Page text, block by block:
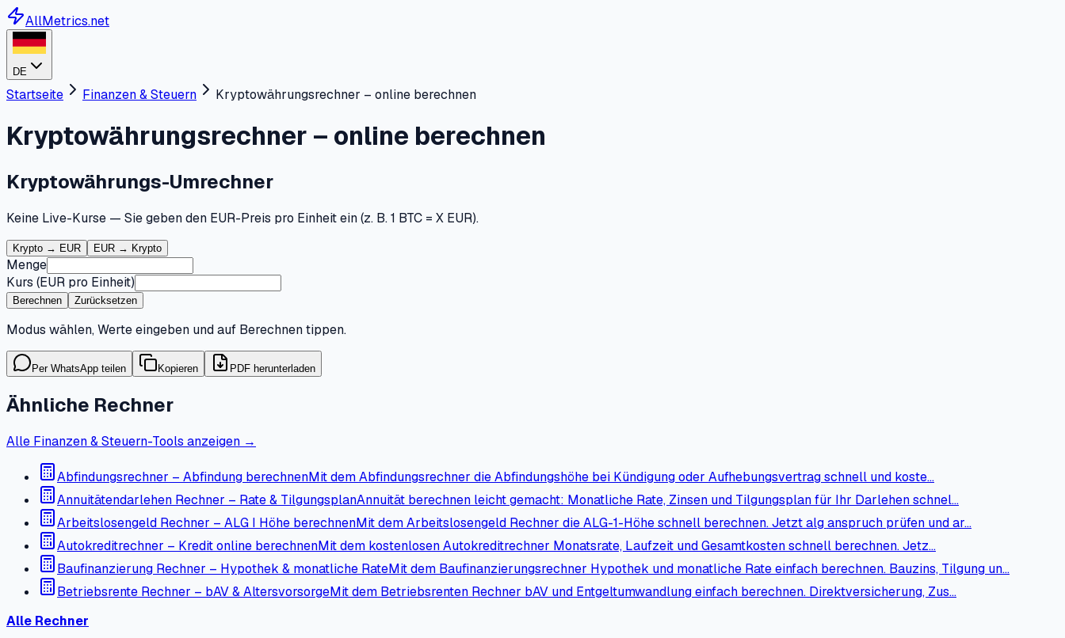
AllMetrics.net
DE
Startseite Finanzen & Steuern Kryptowährungsrechner – online berechnen
Kryptowährungsrechner – online berechnen
Kryptowährungs-Umrechner
Keine Live-Kurse — Sie geben den EUR-Preis pro Einheit ein (z. B. 1 BTC = X EUR).
Krypto → EUR EUR → Krypto
Menge
Kurs (EUR pro Einheit)
Berechnen Zurücksetzen
Modus wählen, Werte eingeben und auf Berechnen tippen.
Per WhatsApp teilen Kopieren PDF herunterladen
Ähnliche Rechner
Alle Finanzen & Steuern-Tools anzeigen →
Abfindungsrechner – Abfindung berechnenMit dem Abfindungsrechner die Abfindungshöhe bei Kündigung oder Aufhebungsvertrag schnell und koste…
Annuitätendarlehen Rechner – Rate & TilgungsplanAnnuität berechnen leicht gemacht: Monatliche Rate, Zinsen und Tilgungsplan für Ihr Darlehen schnel…
Arbeitslosengeld Rechner – ALG I Höhe berechnenMit dem Arbeitslosengeld Rechner die ALG-1-Höhe schnell berechnen. Jetzt alg anspruch prüfen und ar…
Autokreditrechner – Kredit online berechnenMit dem kostenlosen Autokreditrechner Monatsrate, Laufzeit und Gesamtkosten schnell berechnen. Jetz…
Baufinanzierung Rechner – Hypothek & monatliche RateMit dem Baufinanzierungsrechner Hypothek und monatliche Rate einfach berechnen. Bauzins, Tilgung un…
Betriebsrente Rechner – bAV & AltersvorsorgeMit dem Betriebsrenten Rechner bAV und Entgeltumwandlung einfach berechnen. Direktversicherung, Zus…
Alle Rechner